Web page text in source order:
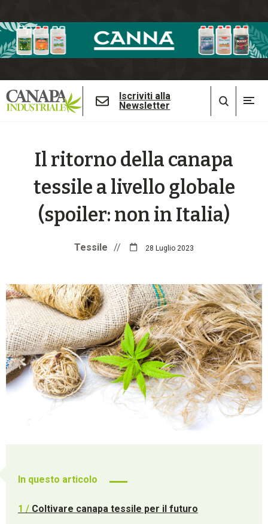
Iscriviti alla
Newsletter
Il ritorno della canapa
tessile a livello globale
(spoiler: non in Italia)
Tessile // 28 Luglio 2023
In questo articolo
1 / Coltivare canapa tessile per il futuro